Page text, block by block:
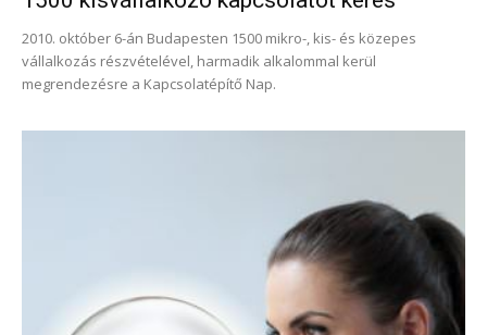
2010. október 6-án Budapesten 1500 mikro-, kis- és közepes
vállalkozás részvételével, harmadik alkalommal kerül
megrendezésre a Kapcsolatépítő Nap.